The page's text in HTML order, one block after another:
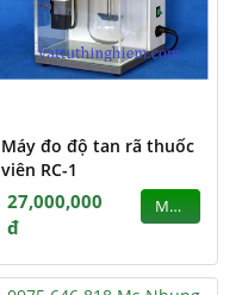
Máy đo độ tan rã thuốc
viên RC-1
27,000,000
đ
MUA